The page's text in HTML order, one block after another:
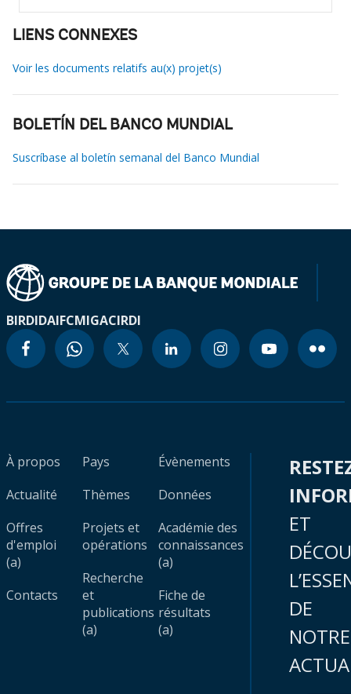
LIENS CONNEXES
Voir les documents relatifs au(x) projet(s)
BOLETÍN DEL BANCO MUNDIAL
Suscríbase al boletín semanal del Banco Mundial
BIRDIDAIFCMIGACIRDI
À propos
Actualité
Offres
d'emploi
(a)
Contacts
Pays
Thèmes
Projets et
opérations
Recherche
et
publications
(a)
Évènements
Données
Académie des
connaissances
(a)
Fiche de
résultats
(a)
ET
DE
NOTRE